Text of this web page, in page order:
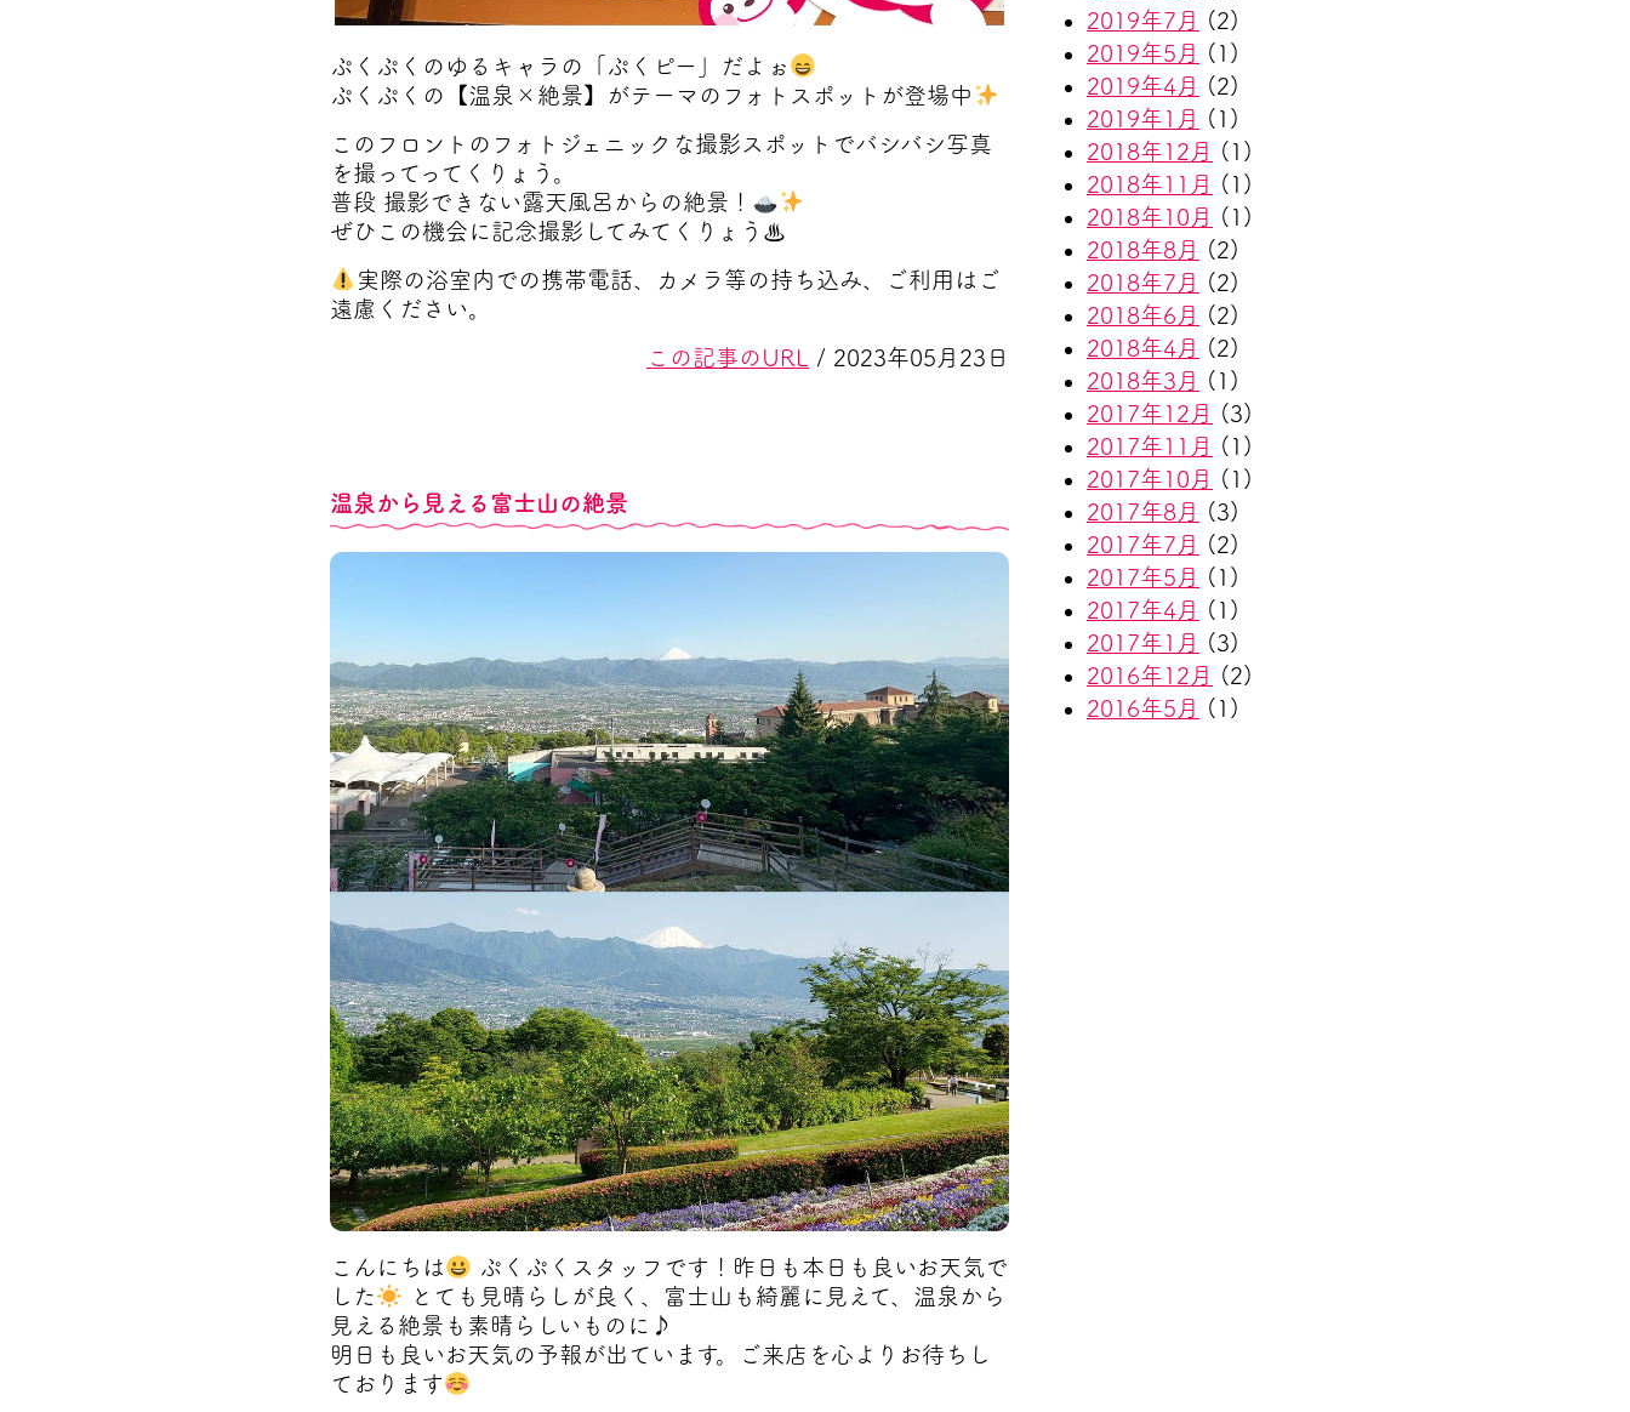
ぷくぷくのゆるキャラの「ぷくピー」だよぉ
ぷくぷくの【温泉×絶景】がテーマのフォトスポットが登場中
このフロントのフォトジェニックな撮影スポットでバシバシ写真
を撮ってってくりょう。
普段 撮影できない露天風呂からの絶景！
ぜひこの機会に記念撮影してみてくりょう♨
実際の浴室内での携帯電話、カメラ等の持ち込み、ご利用はご
遠慮ください。
この記事のURL / 2023年05月23日
温泉から見える富士山の絶景
こんにちは
ぷくぷくスタッフです！昨日も本日も良いお天気で
した
とても見晴らしが良く、富士山も綺麗に見えて、温泉から
見える絶景も素晴らしいものに♪
明日も良いお天気の予報が出ています。ご来店を心よりお待ちし
ております
2019年7月
(2)
2019年5月
(1)
2019年4月
(2)
2019年1月
(1)
2018年12月
(1)
2018年11月
(1)
2018年10月
(1)
2018年8月
(2)
2018年7月
(2)
2018年6月
(2)
2018年4月
(2)
2018年3月
(1)
2017年12月
(3)
2017年11月
(1)
2017年10月
(1)
2017年8月
(3)
2017年7月
(2)
2017年5月
(1)
2017年4月
(1)
2017年1月
(3)
2016年12月
(2)
2016年5月
(1)